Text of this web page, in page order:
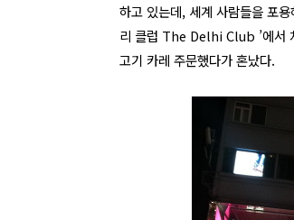
하고 있는데, 세계 사람들을 포용
리 클럽 The Delhi Club ’에서
고기 카레 주문했다가 혼났다.